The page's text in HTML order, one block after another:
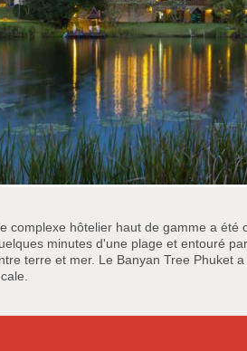
complexe hôtelier haut de gamme a été
minutes d'une plage et entouré
terre et mer. Le Banyan Tree Phuket